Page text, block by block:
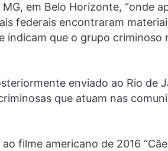
em Belo Horizonte, “onde
federais encontraram
indicam que o grupo criminoso
enviado ao Rio de
que atuam nas
filme americano de 2016